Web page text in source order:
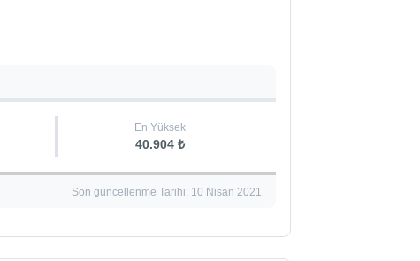
En Yüksek
40.904 ₺
Son güncellenme Tarihi: 10 Nisan 2021